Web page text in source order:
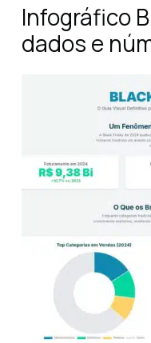
Infográfico
dados e